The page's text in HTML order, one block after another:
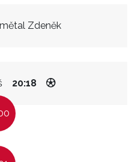
Zdeněk
20:18